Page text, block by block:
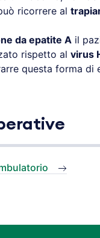
ricorrere al
da epatite A il
rispetto al virus
questa forma di